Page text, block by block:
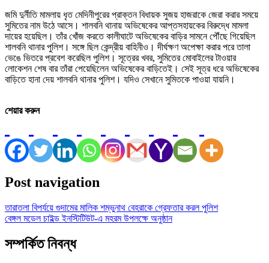
জমি দুর্নীতি মামলায় ধৃত মেদিনীপুরের প্রাক্তন বিধায়ক সুজয় হাজরাকে জেরা করার সময়ে
সুমিতের নাম উঠে আসে। শালবনি থানায় অভিষেকের আপ্তসহায়কের বিরুদ্ধে মামলা
দায়ের হয়েছিল। তাঁর খোঁজ করতে কালীঘাটে অভিষেকের বাড়ির সামনে পৌঁছে গিয়েছিল
শালবনি থানার পুলিশ। সঙ্গে ছিল কেন্দ্রীয় বাহিনীও। দীর্ঘক্ষণ অপেক্ষা করার পরে তালা
ভেঙে ভিতরে প্রবেশ করেছিল পুলিশ। সূত্রের খবর, সুমিতের মোবাইলের টাওয়ার
লোকেশন শেষ বার তাঁরা পেয়েছিলেন অভিষেকের বাড়িতেই। সেই সূত্র ধরে অভিষেকের
বাড়িতে হানা দেয় শালবনি থানার পুলিশ। যদিও সেখানে সুমিতকে পাওয়া যায়নি।
শেয়ার করুন
Post navigation
তারাতলা বিপর্যয়ে গুদামের মালিক শম্ভুনাথ বেহরাকে গ্রেফতার করল পুলিশ
বেঙ্গল মডেল চাইল্ড ইনস্টিটিউট-এ মহরম উপলক্ষে অনুষ্ঠান
সম্পর্কিত নিবন্ধ